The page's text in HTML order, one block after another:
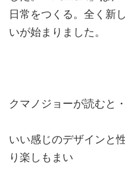
日常をつくる。全く新
いが始まりました。
クマノジョーが読むと
いい感じのデザインと
り楽しもまい